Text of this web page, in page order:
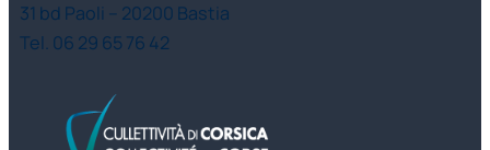
31 bd Paoli – 20200 Bastia
Tel. 06 29 65 76 42